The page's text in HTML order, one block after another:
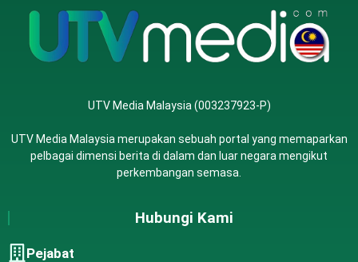
UTV Media Malaysia (003237923-P)
UTV Media Malaysia merupakan sebuah portal yang memaparkan
pelbagai dimensi berita di dalam dan luar negara mengikut
perkembangan semasa.
Hubungi Kami
Pejabat